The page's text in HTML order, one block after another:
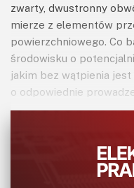
zwarty, dwustronny
mierze z elementów
powierzchniowego. Co
środowisku o
jakim bez wątpienia
o odpowiednie
dołączony do płytki z
rastrze (45
rozpoczynamy od